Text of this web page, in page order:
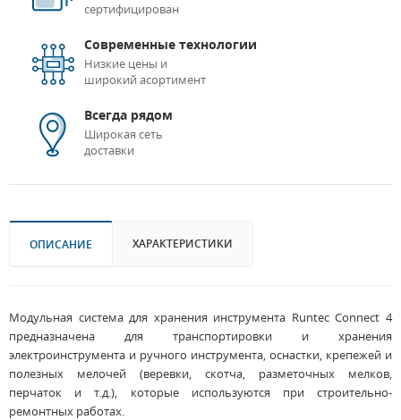
сертифицирован
Современные технологии
Низкие цены и
широкий асортимент
Всегда рядом
Широкая сеть
доставки
ОПИСАНИЕ ХАРАКТЕРИСТИКИ
Модульная система для хранения инструмента Runtec Connect 4
предназначена для транспортировки и хранения
электроинструмента и ручного инструмента, оснастки, крепежей и
полезных мелочей (веревки, скотча, разметочных мелков,
перчаток и т.д.), которые используются при строительно-
ремонтных работах.